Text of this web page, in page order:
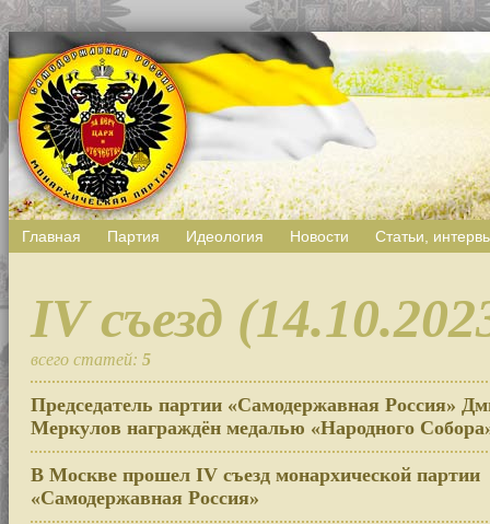
Главная Партия Идеология Новости Статьи,
IV съезд
всего статей: 5
Председатель партии «Самодержавная Россия»
Меркулов награждён медалью «Народного
В Москве прошел IV съезд монархической партии
«Самодержавная Россия»